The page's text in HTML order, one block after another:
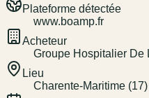
Plateforme détectée
www.boamp.fr
Acheteur
Groupe Hospitalier De
Lieu
Charente-Maritime (17)